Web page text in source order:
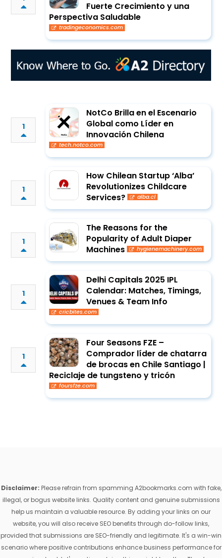
Fuerte Crecimiento y una
Perspectiva Saludable
tradingeconomics.com
1
NotCo Brilla en el Escenario
Global como Líder en
Innovación Chilena
tech.notco.com
1
How Chilean Startup ‘Alba’
Revolutionizes Childcare
Services?
alba.cl
1
The Reasons for the
Popularity of Adult Diaper
Machines
hygienemachinery.com
1
Delhi Capitals 2025 IPL
Calendar: Matches, Timings,
Venues & Team Info
cricbites.com
1
Four Seasons FZE –
Comprador líder de chatarra
de brocas en Chile Santiago |
Reciclaje de tungsteno y tricón
foursfze.com
Disclaimer: Please refrain from spamming A2bookmarks.com with fake,
illegal, or bogus website links. Quality content and genuine submissions
help us maintain a valuable resource. By adding your links on our
website, you will also receive SEO benefits through do-follow links,
provided that submissions are SEO-friendly and legitimate. It's a win-win
scenario where positive contributions enhance business performance for